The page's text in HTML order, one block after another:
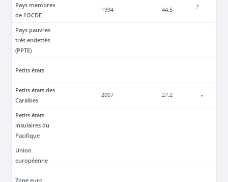
Pays membres
de l'OCDE
1994 44,5
Pays pauvres
très endettés
(PPTE)
Petits états
Petits états des
Caraïbes
2007 27,2
Petits états
insulaires du
Pacifique
Union
européenne
Zone euro